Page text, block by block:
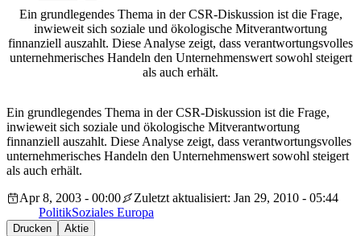
Ein grundlegendes Thema in der CSR-Diskussion ist die Frage,
inwieweit sich soziale und ökologische Mitverantwortung
finnanziell auszahlt. Diese Analyse zeigt, dass verantwortungsvolles
unternehmerisches Handeln den Unternehmenswert sowohl steigert
als auch erhält.
Ein grundlegendes Thema in der CSR-Diskussion ist die Frage,
inwieweit sich soziale und ökologische Mitverantwortung
finnanziell auszahlt. Diese Analyse zeigt, dass verantwortungsvolles
unternehmerisches Handeln den Unternehmenswert sowohl steigert
als auch erhält.
Apr 8, 2003 - 00:00
Zuletzt aktualisiert: Jan 29, 2010 - 05:44
PolitikSoziales Europa
Drucken Aktie